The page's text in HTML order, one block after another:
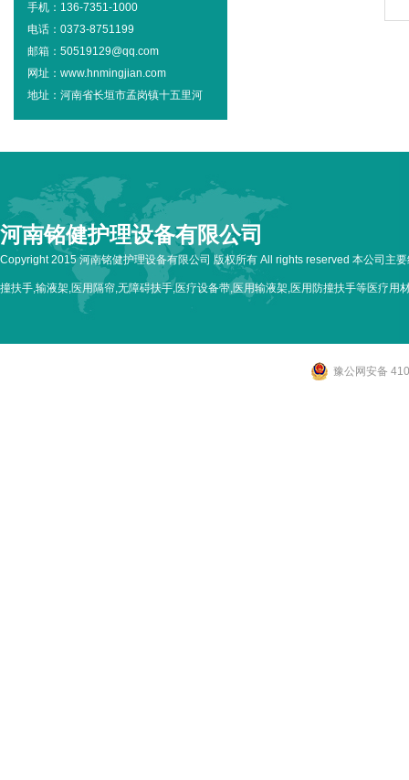
手机：136-7351-1000
电话：0373-8751199
邮箱：50519129@qq.com
网址：www.hnmingjian.com
地址：河南省长垣市孟岗镇十五里河
河南铭健护理设备有限公司
Copyright 2015 河南铭健护理设备有限公司 版权所有 All rights reserved 本公司主
撞扶手,输液架,医用隔帘,无障碍扶手,医疗设备带,医用输液架,医用防撞扶手等医疗用
豫公网安备